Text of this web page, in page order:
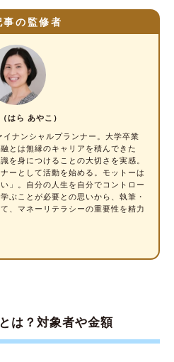
意点
に関するよくある質問
後パパ育休を取っている
どもから給付対象です
取得できない場合でも、
か？
どれくらい時間がかかり
で計算されますか？
か？
事の監修者
はら あやこ）
イナンシャルプランナー
。大学卒業
とは無縁のキャリアを積んできた
を身につけることの大切さを実感。
ーとして活動を始める。モットーは
」。自分の人生を自分でコントロー
ぶことが必要との思いから、執筆・
、マネーリテラシーの重要性を精力
は？対象者や金額